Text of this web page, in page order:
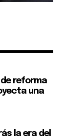
de reforma
una
la era del